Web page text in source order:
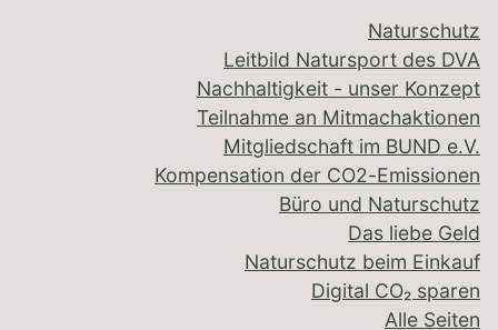
Naturschutz
Leitbild Natursport des DVA
Nachhaltigkeit - unser Konzept
Teilnahme an Mitmachaktionen
Mitgliedschaft im BUND e.V.
Kompensation der CO2-Emissionen
Büro und Naturschutz
Das liebe Geld
Naturschutz beim Einkauf
Digital CO₂ sparen
Alle Seiten